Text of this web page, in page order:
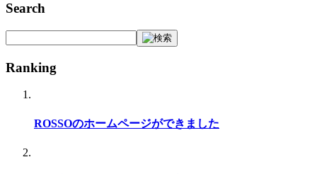
Search
Ranking
ROSSOのホームページができました